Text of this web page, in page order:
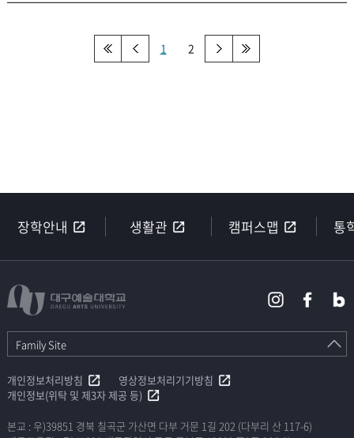
1 2
장학안내 생활관 캠퍼스맵 통
Family Site
개인정보처리방침
영상정보처리기기방침
개인정보(위탁 및 제3자 제공 등)
본교 : 우)39851 경북 칠곡군 가산면 다부 거문 1길 202 (다부리 산 117-6)